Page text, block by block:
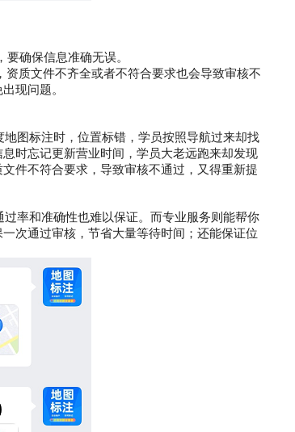
确保信息准确无误。
质文件不齐全或者不符合要求也会导致审核不
现问题。
图标注时，位置标错，学员按照导航过来却找
时忘记更新营业时间，学员大老远跑来却发现
件不符合要求，导致审核不通过，又得重新提
率和准确性也难以保证。而专业服务则能帮你
次通过审核，节省大量等待时间；还能保证位